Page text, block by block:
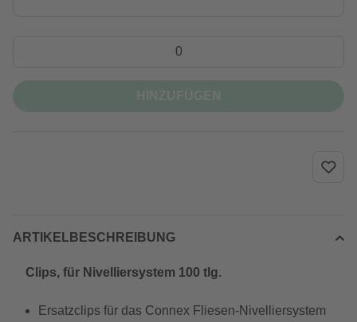
ARTIKELBESCHREIBUNG
Clips, für Nivelliersystem 100 tlg.
Ersatzclips für das Connex Fliesen-Nivelliersystem